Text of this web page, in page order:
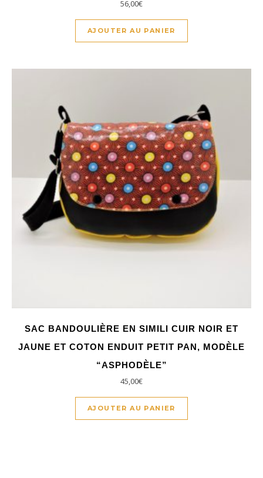
56,00€
AJOUTER AU PANIER
SAC BANDOULIÈRE EN SIMILI CUIR NOIR ET
JAUNE ET COTON ENDUIT PETIT PAN, MODÈLE
“ASPHODÈLE”
45,00€
AJOUTER AU PANIER